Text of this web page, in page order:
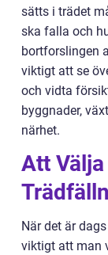
sätts i trädet
ska falla och
bortforslingen
viktigt att se
och vidta
byggnader,
närhet.
Att
När det är
viktigt att man